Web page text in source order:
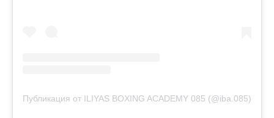
Публикация от ILIYAS BOXING ACADEMY 085 (@iba.085)